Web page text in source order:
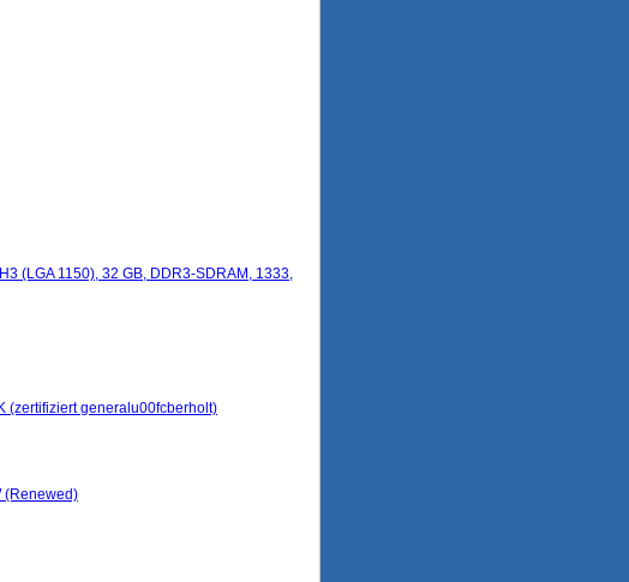
(LGA 1150), 32 GB, DDR3-SDRAM, 1333,
(zertifiziert generalu00fcberholt)
(Renewed)